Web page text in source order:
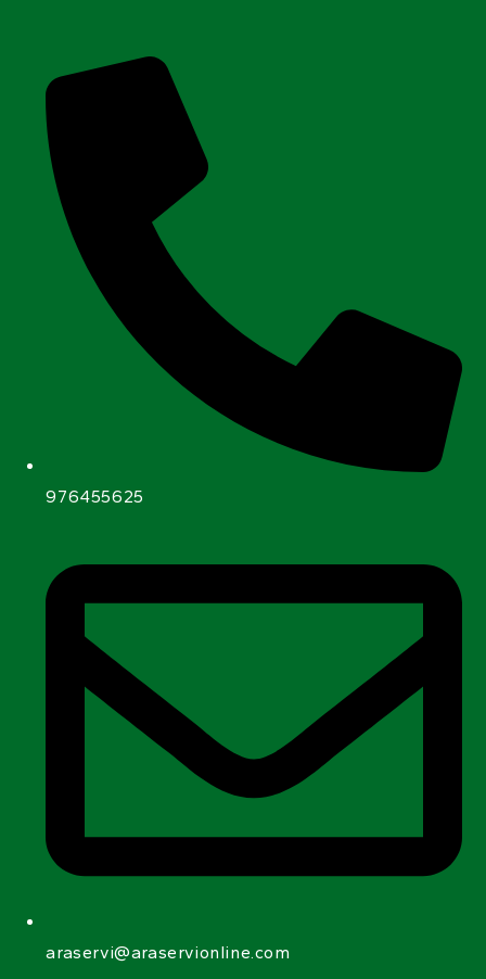
976455625
araservi@araservionline.com